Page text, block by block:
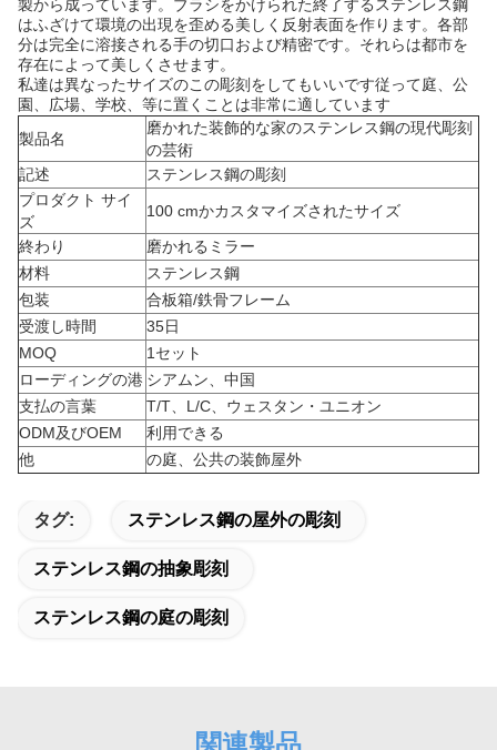
製から成っています。ブラシをかけられた終了するステンレス鋼
はふざけて環境の出現を歪める美しく反射表面を作ります。各部
分は完全に溶接される手の切口および精密です。それらは都市を
存在によって美しくさせます。
私達は異なったサイズのこの彫刻をしてもいいです従って庭、公
園、広場、学校、等に置くことは非常に適しています
製品名
磨かれた装飾的な家のステンレス鋼の現代彫刻
の芸術
記述
ステンレス鋼の彫刻
プロダクト サイ
ズ
100 cmかカスタマイズされたサイズ
終わり
磨かれるミラー
材料
ステンレス鋼
包装
合板箱/鉄骨フレーム
受渡し時間
35日
MOQ
1セット
ローディングの港 シアムン、中国
支払の言葉
T/T、L/C、ウェスタン・ユニオン
ODM及びOEM
利用できる
他
の庭、公共の装飾屋外
タグ: ステンレス鋼の屋外の彫刻
ステンレス鋼の抽象彫刻
ステンレス鋼の庭の彫刻
関連製品